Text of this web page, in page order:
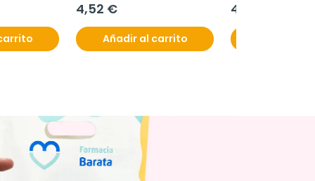
4,52 €
Añadir al carrito
4,17 €